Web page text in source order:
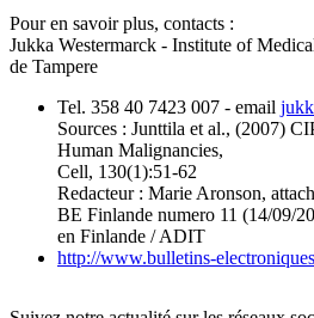
Pour en savoir plus, contacts :
Jukka Westermarck - Institute of
de Tampere
Tel. 358 40 7423 007 - email
Sources : Junttila et al., (2007)
Human Malignancies,
Cell, 130(1):51-62
Redacteur : Marie Aronson,
BE Finlande numero 11 (14/09/
en Finlande / ADIT
http://www.bulletins-